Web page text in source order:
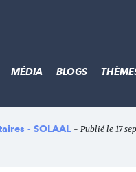
MÉDIA BLOGS
- SOLAAL - Publié le 17